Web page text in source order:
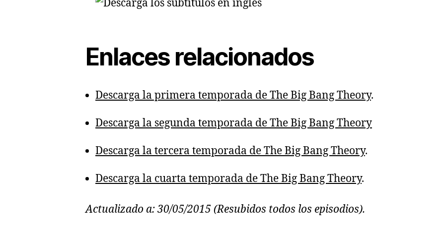
Enlaces relacionados
Descarga la primera temporada de The Big Bang Theory.
Descarga la segunda temporada de The Big Bang Theory
Descarga la tercera temporada de The Big Bang Theory.
Descarga la cuarta temporada de The Big Bang Theory.
Actualizado a: 30/05/2015 (Resubidos todos los episodios).